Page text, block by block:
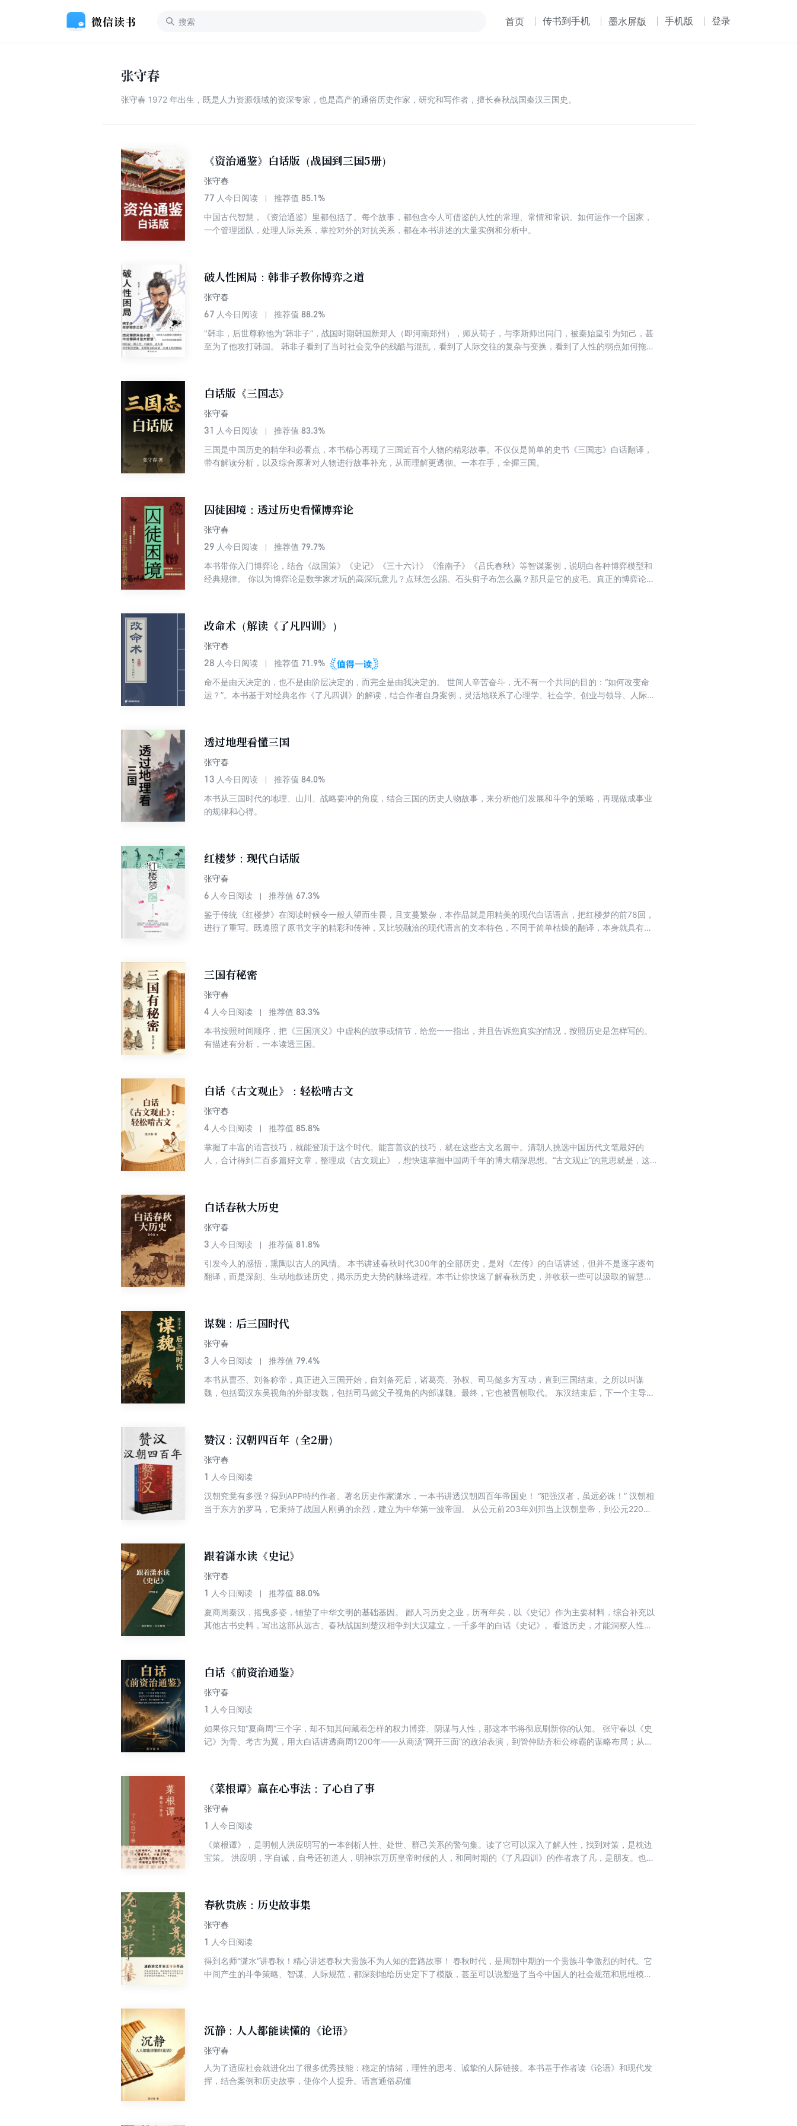
首页 传书到手机 墨水屏版 手机版 登录
张守春
张守春 1972 年出生，既是人力资源领域的资深专家，也是高产的通俗历史作家，研究和写作者，擅长春秋战国秦汉三国史。
《资治通鉴》白话版（战国到三国5册）
张守春
77 人今日阅读 推荐值 85.1%
中国古代智慧，《资治通鉴》里都包括了。每个故事，都包含今人可借鉴的人性的常理、常情和常识。如何运作一个国家，
一个管理团队，处理人际关系，掌控对外的对抗关系，都在本书讲述的大量实例和分析中。
破人性困局：韩非子教你博弈之道
张守春
67 人今日阅读 推荐值 88.2%
"韩非，后世尊称他为“韩非子”，战国时期韩国新郑人（即河南郑州），师从荀子，与李斯师出同门，被秦始皇引为知己，甚
至为了他攻打韩国。 韩非子看到了当时社会竞争的残酷与混乱，看到了人际交往的复杂与变换，看到了人性的弱点如何拖累
白话版《三国志》
张守春
31 人今日阅读 推荐值 83.3%
三国是中国历史的精华和必看点，本书精心再现了三国近百个人物的精彩故事。不仅仅是简单的史书《三国志》白话翻译，
带有解读分析，以及综合原著对人物进行故事补充，从而理解更透彻。一本在手，全握三国。
囚徒困境：透过历史看懂博弈论
张守春
29 人今日阅读 推荐值 79.7%
本书带你入门博弈论，结合《战国策》《史记》《三十六计》《淮南子》《吕氏春秋》等智谋案例，说明白各种博弈模型和
经典规律。 你以为博弈论是数学家才玩的高深玩意儿？点球怎么踢、石头剪子布怎么赢？那只是它的皮毛。真正的博弈论，
改命术（解读《了凡四训》）
张守春
28 人今日阅读 推荐值 71.9%
命不是由天决定的，也不是由阶层决定的，而完全是由我决定的。 世间人辛苦奋斗，无不有一个共同的目的：“如何改变命
运？”。本书基于对经典名作《了凡四训》的解读，结合作者自身案例，灵活地联系了心理学、社会学、创业与领导、人际交
透过地理看懂三国
张守春
13 人今日阅读 推荐值 84.0%
本书从三国时代的地理、山川、战略要冲的角度，结合三国的历史人物故事，来分析他们发展和斗争的策略，再现做成事业
的规律和心得。
红楼梦：现代白话版
张守春
6 人今日阅读 推荐值 67.3%
鉴于传统《红楼梦》在阅读时候令一般人望而生畏，且支蔓繁杂，本作品就是用精美的现代白话语言，把红楼梦的前78回，
进行了重写。既遵照了原书文字的精彩和传神，又比较融洽的现代语言的文本特色，不同于简单枯燥的翻译，本身就具有很
三国有秘密
张守春
4 人今日阅读 推荐值 83.3%
本书按照时间顺序，把《三国演义》中虚构的故事或情节，给您一一指出，并且告诉您真实的情况，按照历史是怎样写的。
有描述有分析，一本读透三国。
白话《古文观止》：轻松啃古文
张守春
4 人今日阅读 推荐值 85.8%
掌握了丰富的语言技巧，就能登顶于这个时代。能言善议的技巧，就在这些古文名篇中。清朝人挑选中国历代文笔最好的
人，合计得到二百多篇好文章，整理成《古文观止》，想快速掌握中国两千年的博大精深思想。“古文观止”的意思就是，这
白话春秋大历史
张守春
3 人今日阅读 推荐值 81.8%
引发今人的感悟，熏陶以古人的风情。 本书讲述春秋时代300年的全部历史，是对《左传》的白话讲述，但并不是逐字逐句
翻译，而是深刻、生动地叙述历史，掲示历史大势的脉络进程。本书让你快速了解春秋历史，并收获一些可以汲取的智慧或
谋魏：后三国时代
张守春
3 人今日阅读 推荐值 79.4%
本书从曹丕、刘备称帝，真正进入三国开始，自刘备死后，诸葛亮、孙权、司马懿多方互动，直到三国结束。之所以叫谋
魏，包括蜀汉东吴视角的外部攻魏，包括司马懿父子视角的内部谋魏。最终，它也被晋朝取代。 东汉结束后，下一个主导性
赞汉：汉朝四百年（全2册）
张守春
1 人今日阅读
汉朝究竟有多强？得到APP特约作者、著名历史作家潇水，一本书讲透汉朝四百年帝国史！ “犯强汉者，虽远必诛！” 汉朝相
当于东方的罗马，它秉持了战国人刚勇的余烈，建立为中华第一波帝国。 从公元前203年刘邦当上汉朝皇帝，到公元220年
巾军的遍地战火，从匈奴到叛羌的铁骑突杀等等。 汉朝五彩斑斓，刚雄沉凝的古风，成为中华文明的基石和集大成者。
跟着潇水读《史记》
张守春
1 人今日阅读 推荐值 88.0%
夏商周秦汉，摇曳多姿，铺垫了中华文明的基础基因。 鄙人习历史之业，历有年矣，以《史记》作为主要材料，综合补充以
其他古书史料，写出这部从远古、春秋战国到楚汉相争到大汉建立，一千多年的白话《史记》。看透历史，才能洞察人性和
白话《前资治通鉴》
张守春
1 人今日阅读
如果你只知“夏商周”三个字，却不知其间藏着怎样的权力博弈、阴谋与人性，那这本书将彻底刷新你的认知。 张守春以《史
记》为骨、考古为翼，用大白话讲透商周1200年——从商汤“网开三面”的政治表演，到管仲助齐桓公称霸的谋略布局；从晋
《菜根谭》赢在心事法：了心自了事
张守春
1 人今日阅读
《菜根谭》，是明朝人洪应明写的一本剖析人性、处世、群己关系的警句集。读了它可以深入了解人性，找到对策，是枕边
宝策。 洪应明，字自诚，自号还初道人，明神宗万历皇帝时候的人，和同时期的《了凡四训》的作者袁了凡，是朋友。也是
加重了内心的冲突。本书秉持人性现实主义原则给出指导。人性现实主义，就是折中，不走极端，同时看到两个极端，并试
图找到与它们不同的第三种选择。这应该说的成熟的人生观。做到了这一点，才是“了心”。 “了心自了事。”这种内心中和的
心法，类似洪应明的处世、做事观念还有很多，都含带避免极端的折中心术，是治心和避免内耗的良方。
春秋贵族：历史故事集
张守春
1 人今日阅读
得到名师“潇水”讲春秋！精心讲述春秋大贵族不为人知的套路故事！ 春秋时代，是周朝中期的一个贵族斗争激烈的时代。它
中间产生的斗争策略、智谋、人际规范，都深刻地给历史定下了模版，甚至可以说塑造了当今中国人的社会规范和思维模
沉静：人人都能读懂的《论语》
张守春
人为了适应社会就进化出了很多优秀技能：稳定的情绪，理性的思考、诚挚的人际链接。本书基于作者读《论语》和现代发
挥，结合案例和历史故事，使你个人提升。语言通俗易懂